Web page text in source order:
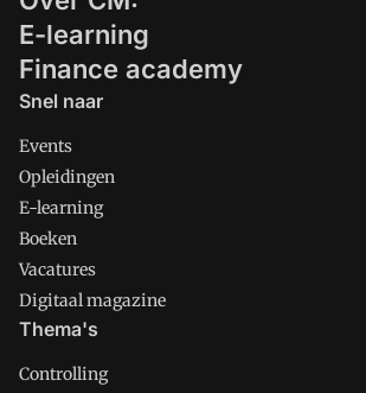
E-learning
Finance academy
Snel naar
Events
Opleidingen
E-learning
Boeken
Vacatures
Digitaal magazine
Thema's
Controlling